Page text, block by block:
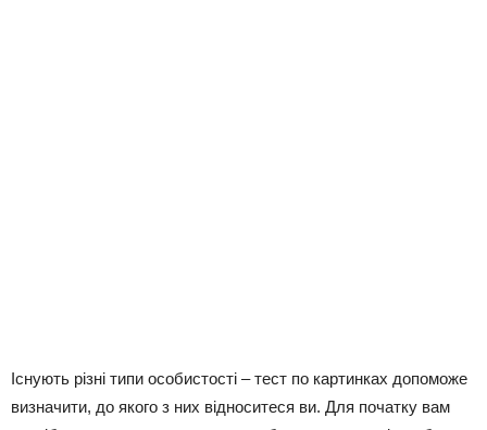
Існують різні типи особистості – тест по картинках допоможе
визначити, до якого з них відноситеся ви. Для початку вам